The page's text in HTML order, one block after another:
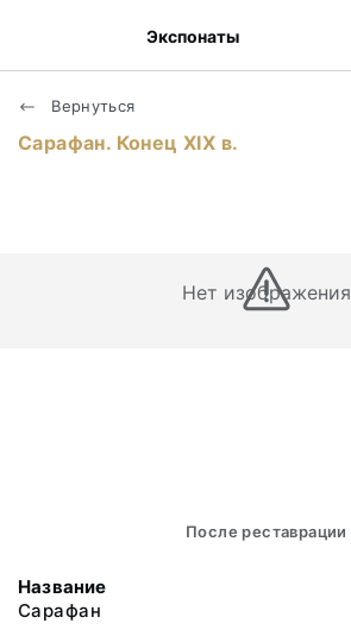
Экспонаты
Вернуться
Сарафан. Конец ХIХ в.
Нет изображения
После реставрации
Название
Сарафан